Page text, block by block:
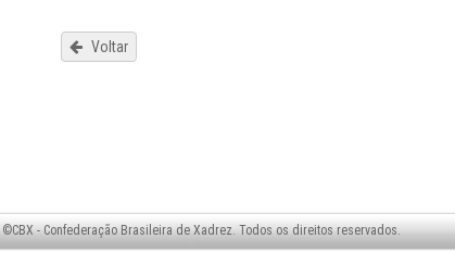
Voltar
©CBX - Confederação Brasileira de Xadrez. Todos os direitos reservados.